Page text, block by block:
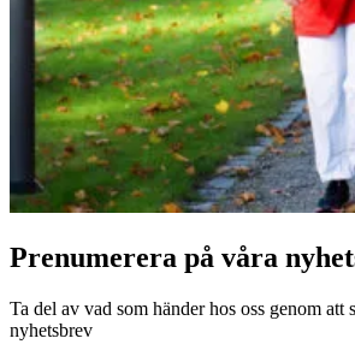
Prenumerera på våra
Ta del av vad som händer hos oss genom att
nyhetsbrev